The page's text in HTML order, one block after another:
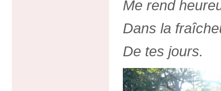
Me rend
Dans la
De tes jours.